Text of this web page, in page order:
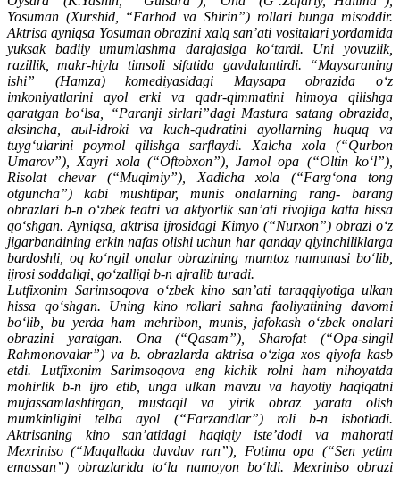
Yosuman (Xurshid, “Farhod va Shirin”) rollari bunga misoddir.
Aktrisa ayniqsa Yosuman obrazini xalq sanʼati vositalari yordamida
yuksak badiiy umumlashma darajasiga koʻtardi. Uni yovuzlik,
razillik, makr-hiyla timsoli sifatida gavdalantirdi. “Maysaraning
ishi” (Hamza) komediyasidagi Maysapa obrazida oʻz
imkoniyatlarini ayol erki va qadr-qimmatini himoya qilishga
qaratgan boʻlsa, “Paranji sirlari”dagi Mastura satang obrazida,
aksincha, aыl-idroki va kuch-qudratini ayollarning huquq va
tuygʻularini poymol qilishga sarflaydi. Xalcha xola (“Qurbon
Umarov”), Xayri xola (“Oftobxon”), Jamol opa (“Oltin koʻl”),
Risolat chevar (“Muqimiy”), Xadicha xola (“Fargʻona tong
otguncha”) kabi mushtipar, munis onalarning rang- barang
obrazlari b-n oʻzbek teatri va aktyorlik sanʼati rivojiga katta hissa
qoʻshgan. Ayniqsa, aktrisa ijrosidagi Kimyo (“Nurxon”) obrazi oʻz
jigarbandining erkin nafas olishi uchun har qanday qiyinchiliklarga
bardoshli, oq koʻngil onalar obrazining mumtoz namunasi boʻlib,
ijrosi soddaligi, goʻzalligi b-n ajralib turadi.
Lutfixonim Sarimsoqova oʻzbek kino sanʼati taraqqiyotiga ulkan
hissa qoʻshgan. Uning kino rollari sahna faoliyatining davomi
boʻlib, bu yerda ham mehribon, munis, jafokash oʻzbek onalari
obrazini yaratgan. Ona (“Qasam”), Sharofat (“Opa-singil
Rahmonovalar”) va b. obrazlarda aktrisa oʻziga xos qiyofa kasb
etdi. Lutfixonim Sarimsoqova eng kichik rolni ham nihoyatda
mohirlik b-n ijro etib, unga ulkan mavzu va hayotiy haqiqatni
mujassamlashtirgan, mustaqil va yirik obraz yarata olish
mumkinligini telba ayol (“Farzandlar”) roli b-n isbotladi.
Aktrisaning kino sanʼatidagi haqiqiy isteʼdodi va mahorati
Mexriniso (“Maqallada duvduv ran”), Fotima opa (“Sen yetim
emassan”) obrazlarida toʻla namoyon boʻldi. Mexriniso obrazi